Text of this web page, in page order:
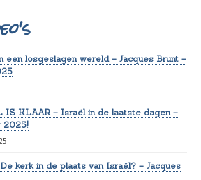
een losgeslagen wereld – Jacques Brunt –
IS KLAAR – Israël in de laatste dagen –
2025!
kerk in de plaats van Israël? – Jacques